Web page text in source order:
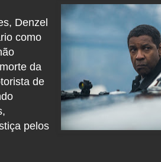
Denzel
como
da
de
pelos